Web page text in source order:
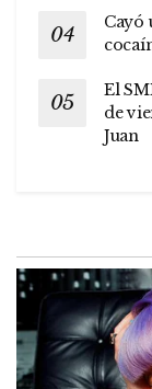
Cayó
El
de
Juan